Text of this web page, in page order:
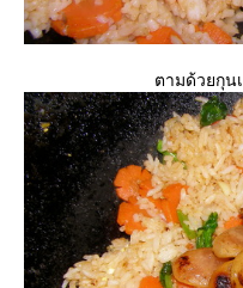
ตามด้วยกุน